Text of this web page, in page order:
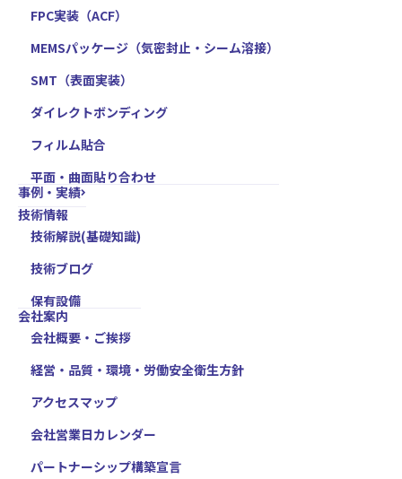
FPC実装（ACF）
MEMSパッケージ（気密封止・シーム溶接）
SMT（表面実装）
ダイレクトボンディング
フィルム貼合
平面・曲面貼り合わせ
事例・実績
技術情報
技術解説(基礎知識)
技術ブログ
保有設備
会社案内
会社概要・ご挨拶
経営・品質・環境・労働安全衛生方針
アクセスマップ
会社営業日カレンダー
パートナーシップ構築宣言